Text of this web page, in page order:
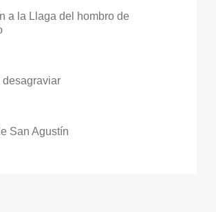
a la Llaga del hombro de
desagraviar
San Agustín